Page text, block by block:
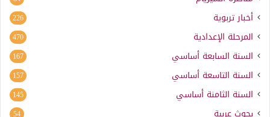
أخبار تربوية 226
المرحلة الإعدادية 470
السنة السابعة أساسي 167
السنة التاسعة أساسي 157
السنة الثامنة أساسي 145
بحوث عربية 54